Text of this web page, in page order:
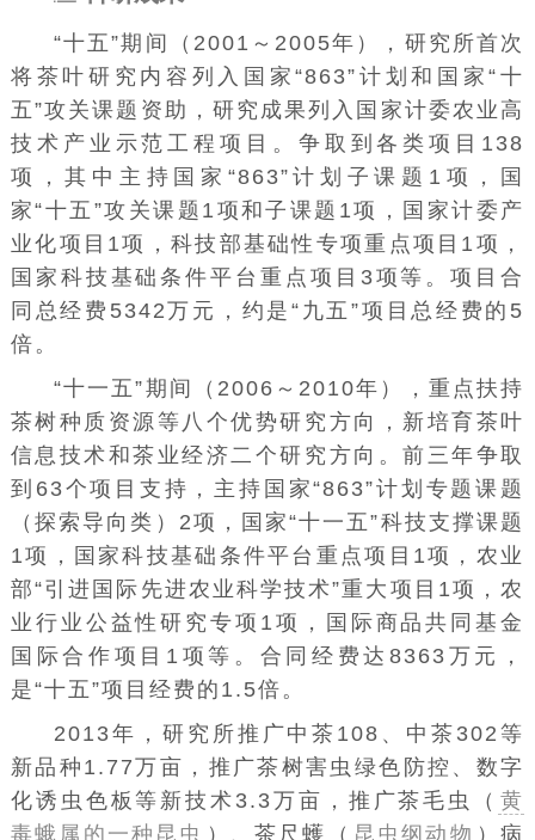
“十五”期间（2001～2005年），研究所首次
将茶叶研究内容列入国家“863”计划和国家“十
五”攻关课题资助，研究成果列入国家计委农业高
技术产业示范工程项目。争取到各类项目138
项，其中主持国家“863”计划子课题1项，国
家“十五”攻关课题1项和子课题1项，国家计委产
业化项目1项，科技部基础性专项重点项目1项，
国家科技基础条件平台重点项目3项等。项目合
同总经费5342万元，约是“九五”项目总经费的5
倍。
“十一五”期间（2006～2010年），重点扶持
茶树种质资源等八个优势研究方向，新培育茶叶
信息技术和茶业经济二个研究方向。前三年争取
到63个项目支持，主持国家“863”计划专题课题
（探索导向类）2项，国家“十一五”科技支撑课题
1项，国家科技基础条件平台重点项目1项，农业
部“引进国际先进农业科学技术”重大项目1项，农
业行业公益性研究专项1项，国际商品共同基金
国际合作项目1项等。合同经费达8363万元，
是“十五”项目经费的1.5倍。
2013年，研究所推广中茶108、中茶302等
新品种1.77万亩，推广茶树害虫绿色防控、数字
化诱虫色板等新技术3.3万亩，推广茶毛虫（ 黄
毒蛾属的一种昆虫 ）、茶尺蠖（ 昆虫纲动物 ）病